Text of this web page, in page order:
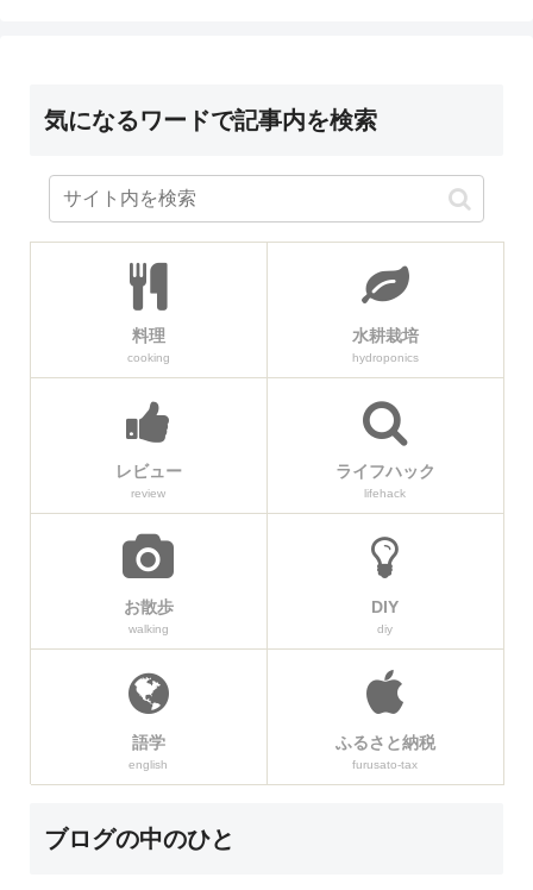
気になるワードで記事内を検索
料理
cooking
水耕栽培
hydroponics
レビュー
review
ライフハック
lifehack
お散歩
walking
DIY
diy
語学
english
ふるさと納税
furusato-tax
ブログの中のひと